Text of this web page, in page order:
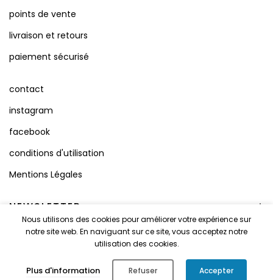
points de vente
livraison et retours
paiement sécurisé
contact
instagram
facebook
conditions d'utilisation
Mentions Légales
NEWSLETTER
Tous droits réservés © 2026
Nous utilisons des cookies pour améliorer votre expérience sur
notre site web. En naviguant sur ce site, vous acceptez notre
utilisation des cookies.
Plus d'information Refuser Accepter